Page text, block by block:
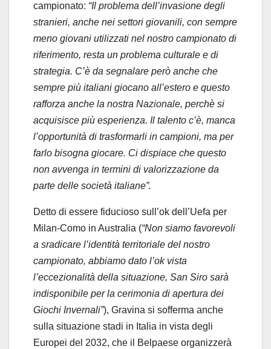
campionato: “Il problema dell’invasione degli
stranieri, anche nei settori giovanili, con sempre
meno giovani utilizzati nel nostro campionato di
riferimento, resta un problema culturale e di
strategia. C’è da segnalare però anche che
sempre più italiani giocano all’estero e questo
rafforza anche la nostra Nazionale, perchè si
acquisisce più esperienza. Il talento c’è, manca
l’opportunità di trasformarli in campioni, ma per
farlo bisogna giocare. Ci dispiace che questo
non avvenga in termini di valorizzazione da
parte delle società italiane”.
Detto di essere fiducioso sull’ok dell’Uefa per
Milan-Como in Australia (“Non siamo favorevoli
a sradicare l’identità territoriale del nostro
campionato, abbiamo dato l’ok vista
l’eccezionalità della situazione, San Siro sarà
indisponibile per la cerimonia di apertura dei
Giochi Invernali”), Gravina si sofferma anche
sulla situazione stadi in Italia in vista degli
Europei del 2032, che il Belpaese organizzerà